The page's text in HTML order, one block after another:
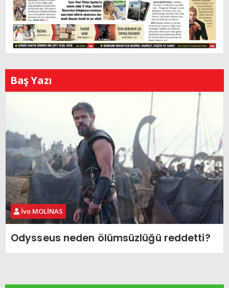
Baş Yazı
İvo MOLİNAS
Odysseus neden ölümsüzlüğü reddetti?